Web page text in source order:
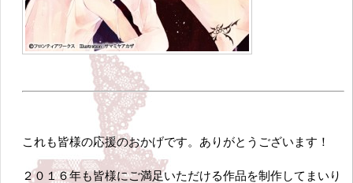
これも皆様の応援のおかげです。ありがとうございます！
２０１６年も皆様にご満足いただける作品を制作してまいり